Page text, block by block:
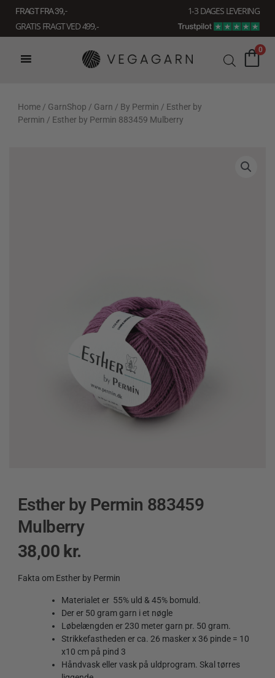
indholdet
FRAGT FRA 39, -
1-3 DAGES LEVERING
GRATIS FRAGT VED 499,-
0
Home / GarnShop / Garn / By Permin / Esther by
Permin / Esther by Permin 883459 Mulberry
Esther by Permin 883459
Mulberry
38,00 kr.
Fakta om Esther by Permin
Materialet er 55% uld & 45% bomuld.
Der er 50 gram garn i et nøgle
Løbelængden er 230 meter garn pr. 50 gram.
Strikkefastheden er ca. 26 masker x 36 pinde = 10
x10 cm på pind 3
Håndvask eller vask på uldprogram. Skal tørres